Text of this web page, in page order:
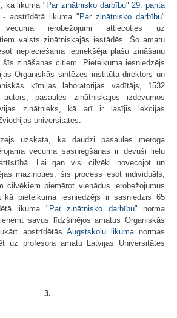
ka likuma "Par zinātnisko darbību"29. panta
- apstrīdētā likuma " Par zinātnisko darbību"
vecuma ierobežojumi attiecoties uz
valsts zinātniskajās iestādēs. Šo amatu
nepieciešama iepriekšēja plašu zināšanu
zināšanas citiem. Pieteikuma iesniedzējs
Organiskās sintēzes institūta direktors un
ķīmijas laboratorijas vadītājs, 1532
pasaules zinātniskajos izdevumos
zinātnieks, kā arī ir lasījis lekcijas
universitātēs.
uzskata, ka daudzi pasaules mēroga
vecuma sasniegšanas ir devuši lielu
Lai gan visi cilvēki novecojot un
mazinoties, šis process esot individuāls,
cilvēkiem piemērot vienādus ierobežojumus
kā pieteikuma iesniedzējs ir sasniedzis 65
likuma " Par zinātnisko darbību" norma
savus līdzšinējos amatus Organiskās
apstrīdētās Augstskolu likumanormas
uz profesora amatu Latvijas Universitātes
3.